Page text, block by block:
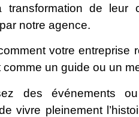
de leur
notre agence.
votre entreprise
un guide ou un
des événements
vivre pleinement